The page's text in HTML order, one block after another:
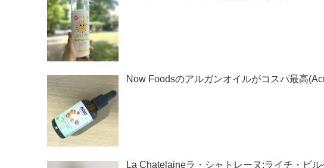
Now Foodsのアルガンオイルがコスパ最高
La Chatelaineラ・シャトレーヌ:ライチ・ビ